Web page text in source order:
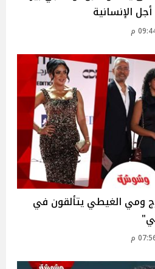
الإنسانية
ومي الغيطي يتألقون في